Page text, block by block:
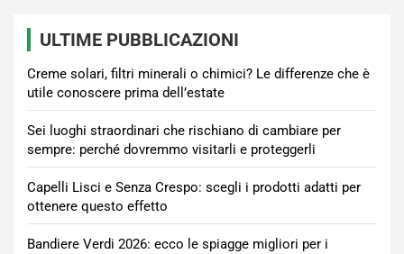
ULTIME PUBBLICAZIONI
Creme solari, filtri minerali o chimici? Le differenze che è
utile conoscere prima dell’estate
Sei luoghi straordinari che rischiano di cambiare per
sempre: perché dovremmo visitarli e proteggerli
Capelli Lisci e Senza Crespo: scegli i prodotti adatti per
ottenere questo effetto
Bandiere Verdi 2026: ecco le spiagge migliori per i